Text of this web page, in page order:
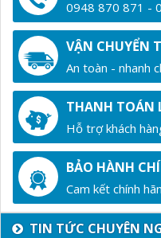
0948 870 871 -
VẬN CHUYỂN
An toàn - nhanh
THANH TOÁN
Hỗ trợ khách
BẢO HÀNH
Cam kết chính
TIN TỨC CHUYÊN